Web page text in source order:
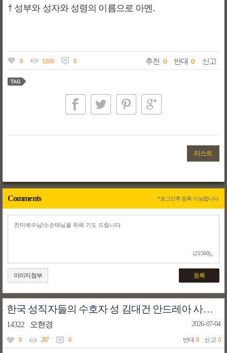
† 성부와 성자와 성령의 이름으로 아멘.
0 1,030 0 추천 0 반대 0 신고
리스트
Comments *로그인후 등록 가능합니다.
(23/500)
이미지첨부 등록
한국 성직자들의 수호자 성 김대건 안드레아 사제 순교자-너희 안에서(글,곡 이용현신부)
14322 오현경 2026-07-04
0 297 0 반대0 신고 0